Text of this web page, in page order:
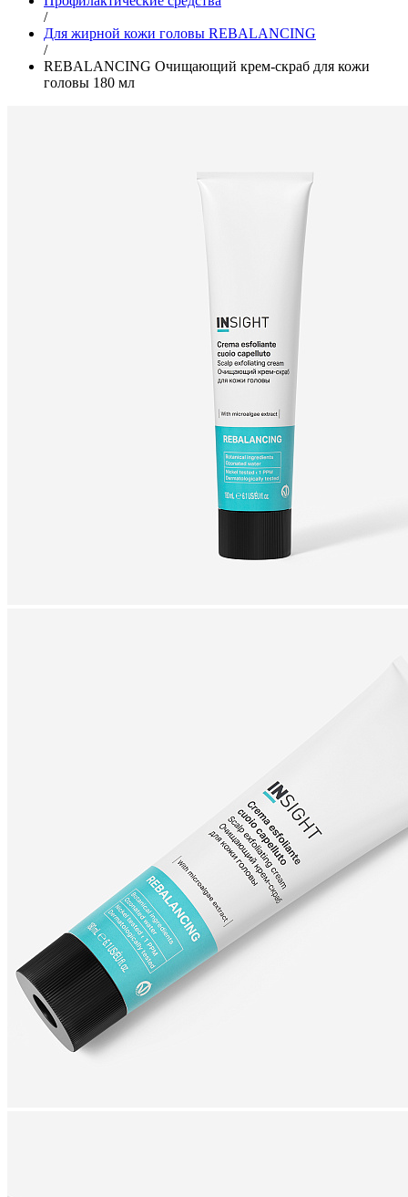
/
Для жирной кожи головы REBALANCING
/
REBALANCING Очищающий крем-скраб для кожи
головы 180 мл